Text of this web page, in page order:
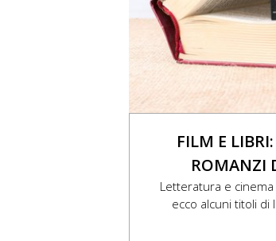
FILM E
ROMANZI
Letteratura e
ecco alcuni titoli di